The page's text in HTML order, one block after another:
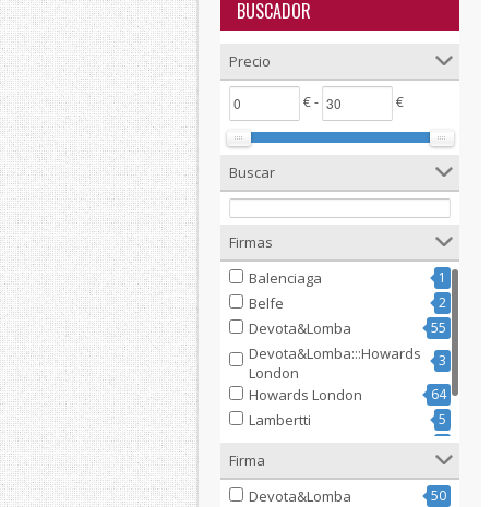
BUSCADOR
Precio
€ - €
Buscar
Firmas
Balenciaga
1
Belfe 2
Devota&Lomba 55
Devota&Lomba:::Howards
London
3
Howards London 64
Lambertti 5
Renato Balestra 1
Firma
Devota&Lomba
50